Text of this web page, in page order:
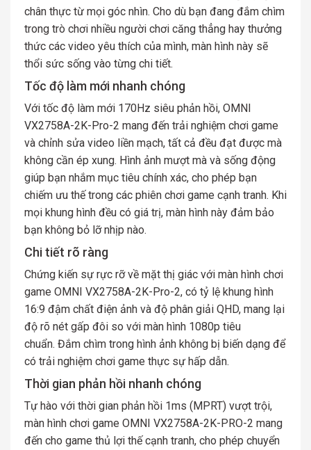
chân thực từ mọi góc nhìn. Cho dù bạn đang đắm chìm
trong trò chơi nhiều người chơi căng thẳng hay thưởng
thức các video yêu thích của mình, màn hình này sẽ
thổi sức sống vào từng chi tiết.
Tốc độ làm mới nhanh chóng
Với tốc độ làm mới 170Hz siêu phản hồi, OMNI
VX2758A-2K-Pro-2 mang đến trải nghiệm chơi game
và chỉnh sửa video liền mạch, tất cả đều đạt được mà
không cần ép xung. Hình ảnh mượt mà và sống động
giúp bạn nhắm mục tiêu chính xác, cho phép bạn
chiếm ưu thế trong các phiên chơi game cạnh tranh. Khi
mọi khung hình đều có giá trị, màn hình này đảm bảo
bạn không bỏ lỡ nhịp nào.
Chi tiết rõ ràng
Chứng kiến ​​sự rực rỡ về mặt thị giác với màn hình chơi
game OMNI VX2758A-2K-Pro-2, có tỷ lệ khung hình
16:9 đậm chất điện ảnh và độ phân giải QHD, mang lại
độ rõ nét gấp đôi so với màn hình 1080p tiêu
chuẩn. Đắm chìm trong hình ảnh không bị biến dạng để
có trải nghiệm chơi game thực sự hấp dẫn.
Thời gian phản hồi nhanh chóng
Tự hào với thời gian phản hồi 1ms (MPRT) vượt trội,
màn hình chơi game OMNI VX2758A-2K-PRO-2 mang
đến cho game thủ lợi thế cạnh tranh, cho phép chuyển